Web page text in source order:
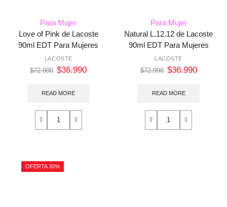
Para Mujer
Love of Pink de Lacoste
90ml EDT Para Mujeres
LACOSTE
$72.990 $36.990
READ MORE
Para Mujer
Natural L.12.12 de Lacoste
90ml EDT Para Mujeres
LACOSTE
$72.990 $36.990
READ MORE
OFERTA 30%